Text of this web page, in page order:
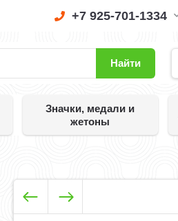
+7 925-701-1334
Найти
Значки, медали и
жетоны